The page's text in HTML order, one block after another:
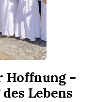
Hoffnung –
Lebens